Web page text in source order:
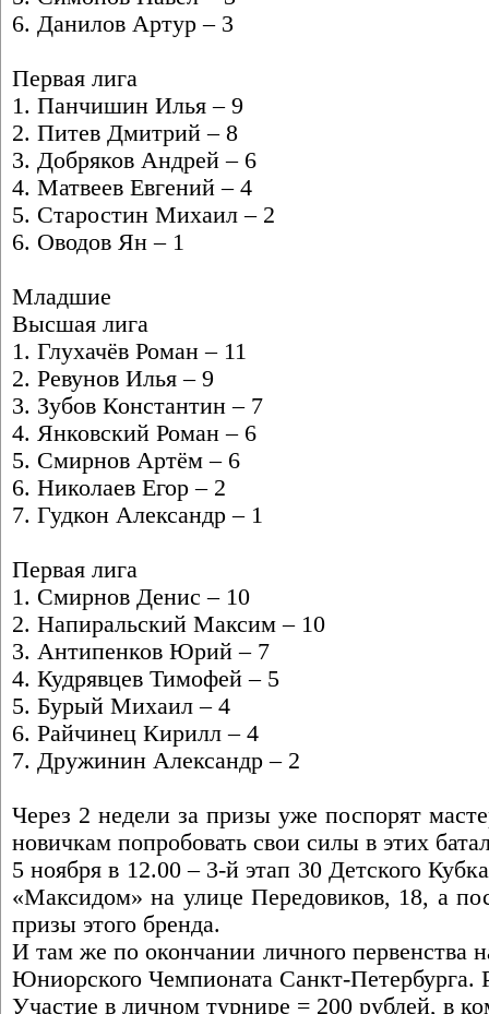
6. Данилов Артур – 3
Первая лига
1. Панчишин Илья – 9
2. Питев Дмитрий – 8
3. Добряков Андрей – 6
4. Матвеев Евгений – 4
5. Старостин Михаил – 2
6. Оводов Ян – 1
Младшие
Высшая лига
1. Глухачёв Роман – 11
2. Ревунов Илья – 9
3. Зубов Константин – 7
4. Янковский Роман – 6
5. Смирнов Артём – 6
6. Николаев Егор – 2
7. Гудкон Александр – 1
Первая лига
1. Смирнов Денис – 10
2. Напиральский Максим – 10
3. Антипенков Юрий – 7
4. Кудрявцев Тимофей – 5
5. Бурый Михаил – 4
6. Райчинец Кирилл – 4
7. Дружинин Александр – 2
Через 2 недели за призы уже поспорят
новичкам попробовать свои силы в этих
5 ноября в 12.00 – 3-й этап 30 Детского
«Максидом» на улице Передовиков, 18, а
призы этого бренда.
И там же по окончании личного первенства
Юниорского Чемпионата Санкт-Петербурга.
Участие в личном турнире = 200 рублей, в